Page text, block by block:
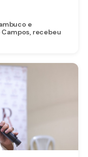
e
Campos, recebeu